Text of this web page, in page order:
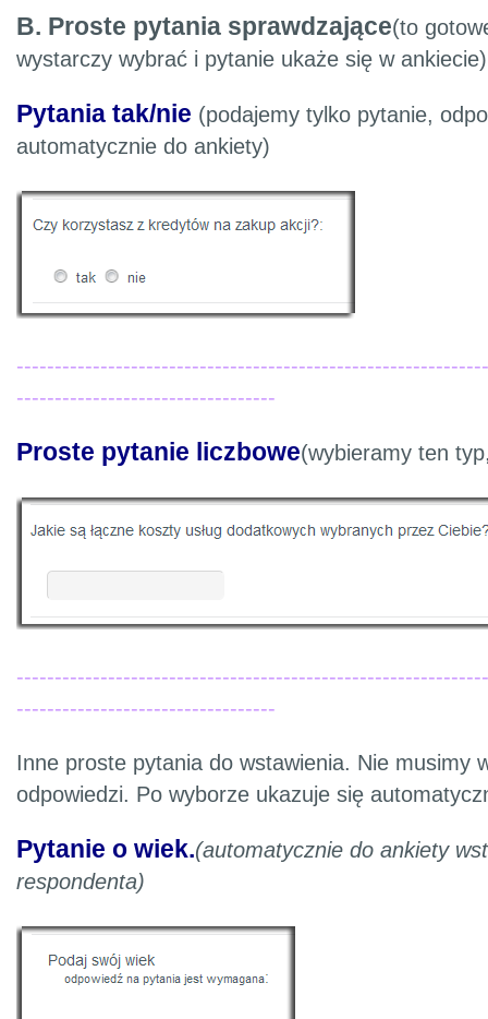
B. Proste pytania sprawdzające(to
wystarczy wybrać i pytanie ukaże się w
Pytania tak/nie (podajemy tylko pytanie,
automatycznie do ankiety)
----------------------------------
Proste pytanie liczbowe(wybieramy ten
----------------------------------
Inne proste pytania do wstawienia. Nie musimy
odpowiedzi. Po wyborze ukazuje się
Pytanie o wiek.(automatycznie do ankiety
respondenta)